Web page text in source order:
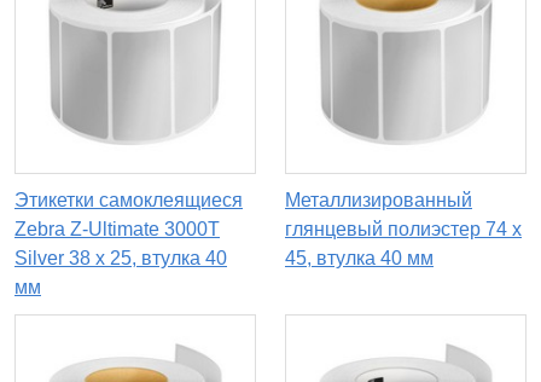
Этикетки самоклеящиеся
Zebra Z-Ultimate 3000T
Silver 38 x 25, втулка 40
мм
Металлизированный
глянцевый полиэстер 74 x
45, втулка 40 мм